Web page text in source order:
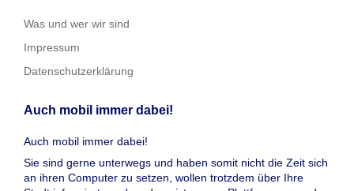
Was und wer wir sind
Impressum
Datenschutzerklärung
Auch mobil immer dabei!
Auch mobil immer dabei!
Sie sind gerne unterwegs und haben somit nicht die Zeit sich
an ihren Computer zu setzen, wollen trotzdem über Ihre